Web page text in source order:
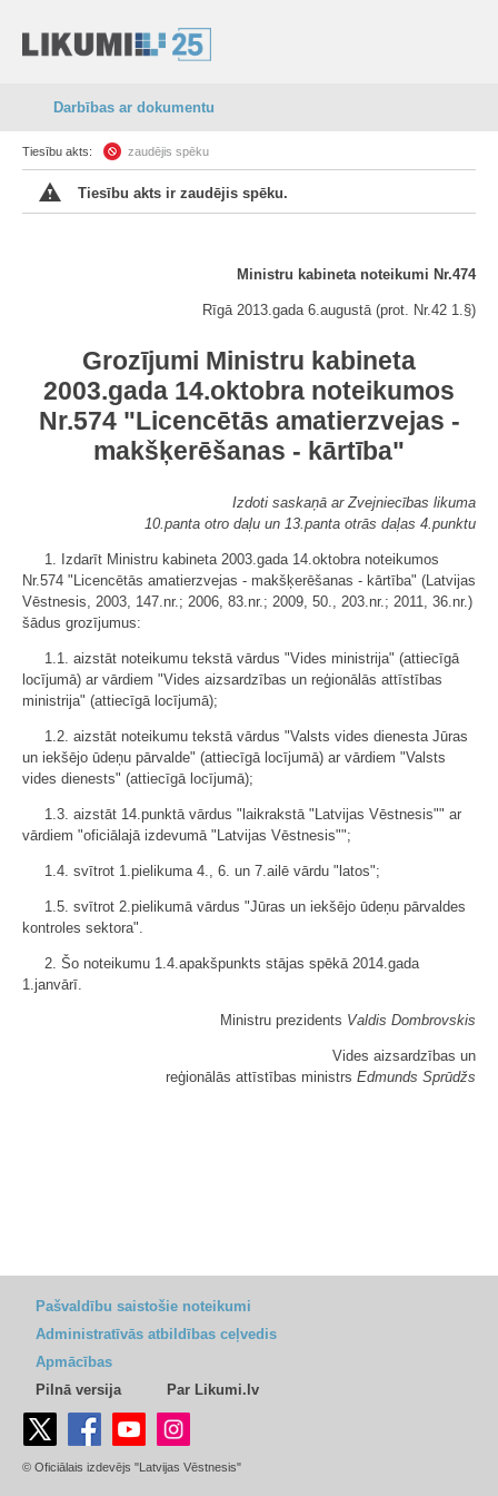
Darbības ar dokumentu
Tiesību akts: zaudējis spēku
Tiesību akts ir zaudējis spēku.
Ministru kabineta noteikumi Nr.474
Rīgā 2013.gada 6.augustā (prot. Nr.42 1.§)
Grozījumi Ministru kabineta
2003.gada 14.oktobra noteikumos
Nr.574 "Licencētās amatierzvejas -
makšķerēšanas - kārtība"
Izdoti saskaņā ar Zvejniecības likuma
10.panta otro daļu un 13.panta otrās daļas 4.punktu
1. Izdarīt Ministru kabineta 2003.gada 14.oktobra noteikumos
Nr.574 "Licencētās amatierzvejas - makšķerēšanas - kārtība" (Latvijas
Vēstnesis, 2003, 147.nr.; 2006, 83.nr.; 2009, 50., 203.nr.; 2011, 36.nr.)
šādus grozījumus:
1.1. aizstāt noteikumu tekstā vārdus "Vides ministrija" (attiecīgā
locījumā) ar vārdiem "Vides aizsardzības un reģionālās attīstības
ministrija" (attiecīgā locījumā);
1.2. aizstāt noteikumu tekstā vārdus "Valsts vides dienesta Jūras
un iekšējo ūdeņu pārvalde" (attiecīgā locījumā) ar vārdiem "Valsts
vides dienests" (attiecīgā locījumā);
1.3. aizstāt 14.punktā vārdus "laikrakstā "Latvijas Vēstnesis"" ar
vārdiem "oficiālajā izdevumā "Latvijas Vēstnesis"";
1.4. svītrot 1.pielikuma 4., 6. un 7.ailē vārdu "latos";
1.5. svītrot 2.pielikumā vārdus "Jūras un iekšējo ūdeņu pārvaldes
kontroles sektora".
2. Šo noteikumu 1.4.apakšpunkts stājas spēkā 2014.gada
1.janvārī.
Ministru prezidents Valdis Dombrovskis
Vides aizsardzības un
reģionālās attīstības ministrs Edmunds Sprūdžs
Pašvaldību saistošie noteikumi
Administratīvās atbildības ceļvedis
Apmācības
Pilnā versija
Par Likumi.lv
© Oficiālais izdevējs "Latvijas Vēstnesis"